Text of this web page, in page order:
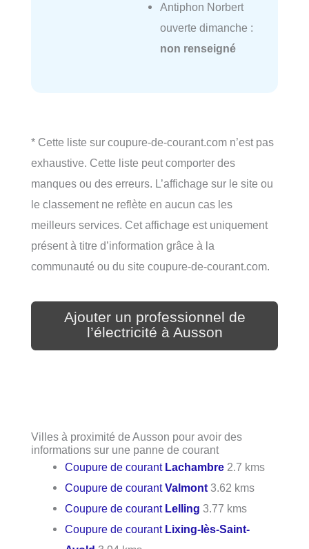
Antiphon Norbert
ouverte dimanche :
non renseigné
* Cette liste sur coupure-de-courant.com n’est pas
exhaustive. Cette liste peut comporter des
manques ou des erreurs. L’affichage sur le site ou
le classement ne reflète en aucun cas les
meilleurs services. Cet affichage est uniquement
présent à titre d’information grâce à la
communauté ou du site coupure-de-courant.com.
Ajouter un professionnel de
l’électricité à Ausson
Villes à proximité de Ausson pour avoir des
informations sur une panne de courant
Coupure de courant Lachambre 2.7 kms
Coupure de courantValmont 3.62 kms
Coupure de courant Lelling 3.77 kms
Coupure de courant Lixing-lès-Saint-